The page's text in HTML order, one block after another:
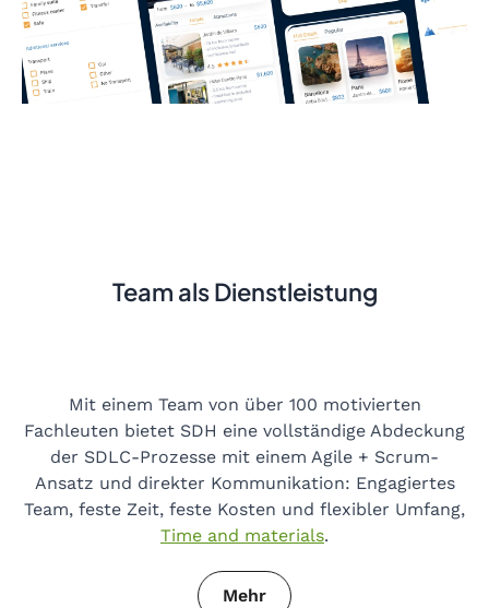
Team als Dienstleistung
Mit einem Team von über 100 motivierten
Fachleuten bietet SDH eine vollständige Abdeckung
der SDLC-Prozesse mit einem Agile + Scrum-
Ansatz und direkter Kommunikation: Engagiertes
Team, feste Zeit, feste Kosten und flexibler Umfang,
Time and materials.
Mehr